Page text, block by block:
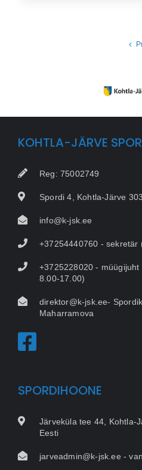
KOHTLA-JÄRVE
Reg: 75002749
Spordi 4, Kohtla-Järve
info@k-jsk.ee
+37254440760 - sekretär
+3725228020 -
8.00-17.00)
direktor@k-jsk.ee-
Maharramova
SPORDIHOONE
Järveküla tee 44, Kohtla-
Eesti
jarveadmin@k-jsk.ee -